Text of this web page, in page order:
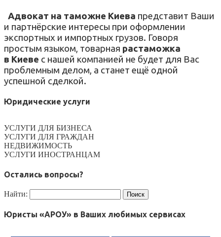
Адвокат на таможне Киева представит Ваши
и партнёрские интересы при оформлении
экспортных и импортных грузов. Говоря
простым языком, товарная растаможка
в Киеве с нашей компанией не будет для Вас
проблемным делом, а станет ещё одной
успешной сделкой.
Юридические услуги
УСЛУГИ ДЛЯ БИЗНЕСА
УСЛУГИ ДЛЯ ГРАЖДАН
НЕДВИЖИМОСТЬ
УСЛУГИ ИНОСТРАНЦАМ
Остались вопросы?
Найти:
Юристы «АРОУ» в Ваших любимых сервисах